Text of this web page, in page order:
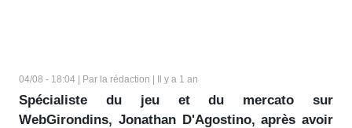
04/08 - 18:04 | Par la rédaction | Il y a 1 an
Spécialiste du jeu et du mercato sur
WebGirondins, Jonathan D'Agostino, après avoir